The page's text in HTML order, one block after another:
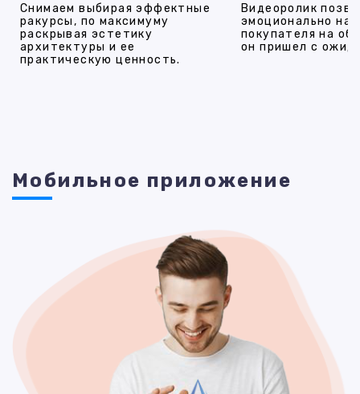
Снимаем выбирая эффектные
ракурсы, по максимуму
раскрывая эстетику
архитектуры и ее
практическую ценность.
Видеоролик
эмоционально
покупателя на
он пришел с
Мобильное приложение